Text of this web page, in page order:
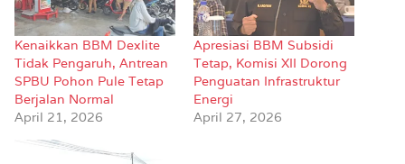
Kenaikkan BBM Dexlite
Tidak Pengaruh, Antrean
SPBU Pohon Pule Tetap
Berjalan Normal
April 21, 2026
Apresiasi BBM Subsidi
Tetap, Komisi XII Dorong
Penguatan Infrastruktur
Energi
April 27, 2026